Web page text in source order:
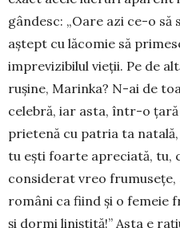
gândesc: „Oare azi ce-o să
aştept cu lăcomie să
imprevizibilul vieţii. Pe de
ruşine, Marinka? N-ai de
celebră, iar asta, într-o
prietenă cu patria ta
tu eşti foarte apreciată, tu,
considerat vreo
români ca fiind şi o femeie
şi dormi liniştită!” Asta e